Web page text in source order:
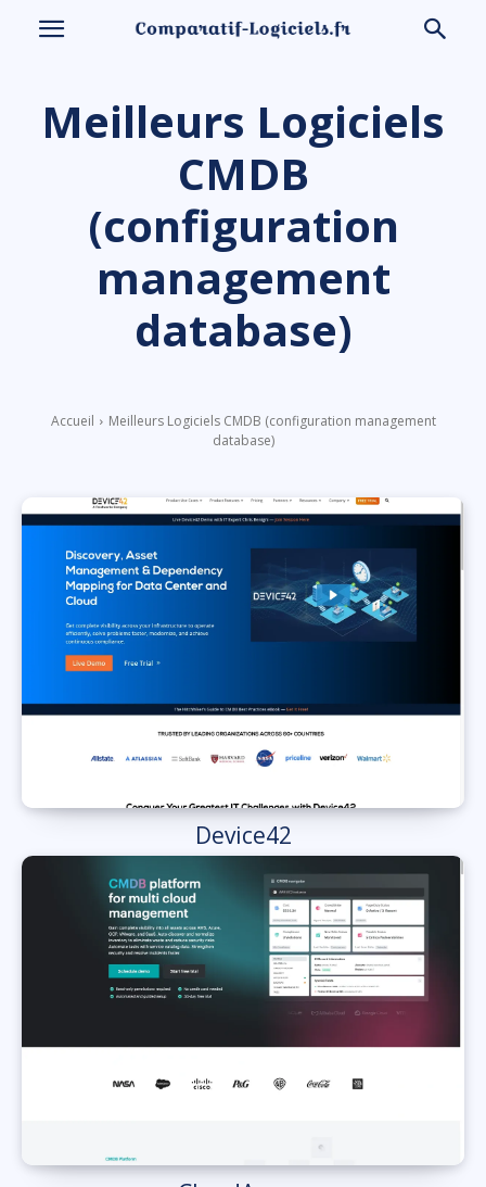
Meilleurs Logiciels
CMDB
(configuration
management
database)
Accueil
Meilleurs Logiciels CMDB (configuration management
database)
Device42